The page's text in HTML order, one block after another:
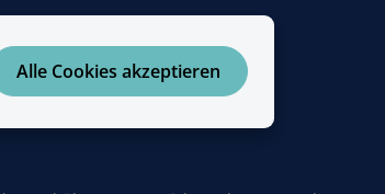
Alle Cookies akzeptieren